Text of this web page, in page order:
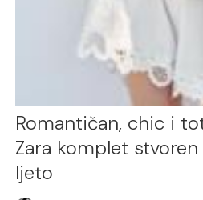
Romantičan, chic i
Zara komplet
ljeto